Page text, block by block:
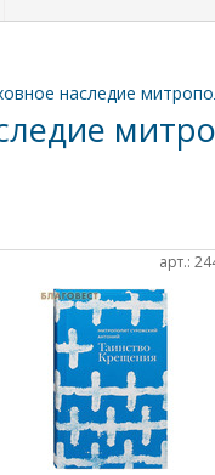
наследие
арт.: